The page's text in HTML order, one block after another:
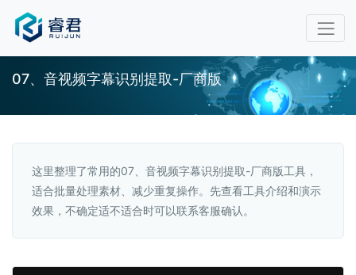
07、音视频字幕识别提取-厂商版
这里整理了常用的07、音视频字幕识别提取-厂商版工具，
适合批量处理素材、减少重复操作。先查看工具介绍和演示
效果，不确定适不适合时可以联系客服确认。